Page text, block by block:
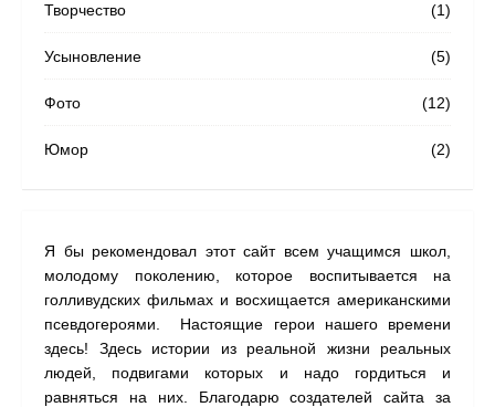
(1)
Творчество
(5)
Усыновление
(12)
Фото
(2)
Юмор
Я бы рекомендовал этот сайт всем учащимся школ,
молодому поколению, которое воспитывается на
голливудских фильмах и восхищается американскими
псевдогероями. Настоящие герои нашего времени
здесь! Здесь истории из реальной жизни реальных
людей, подвигами которых и надо гордиться и
равняться на них. Благодарю создателей сайта за